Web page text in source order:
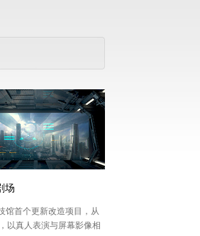
场
馆首个更新改造项目，从
以真人表演与屏幕影像相